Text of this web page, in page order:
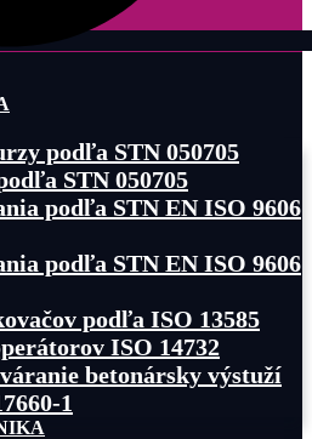
podľa STN 050705
STN 050705
podľa STN EN ISO 9606
podľa STN EN ISO 9606
podľa ISO 13585
ISO 14732
betonársky výstuží
1